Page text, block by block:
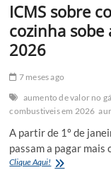
ICMS sobre
cozinha sobe
2026
7 meses ago
aumento de valor no
combustiveis em 2026
A partir de 1º de
passam a pagar mais
Clique Aqui! ICMS